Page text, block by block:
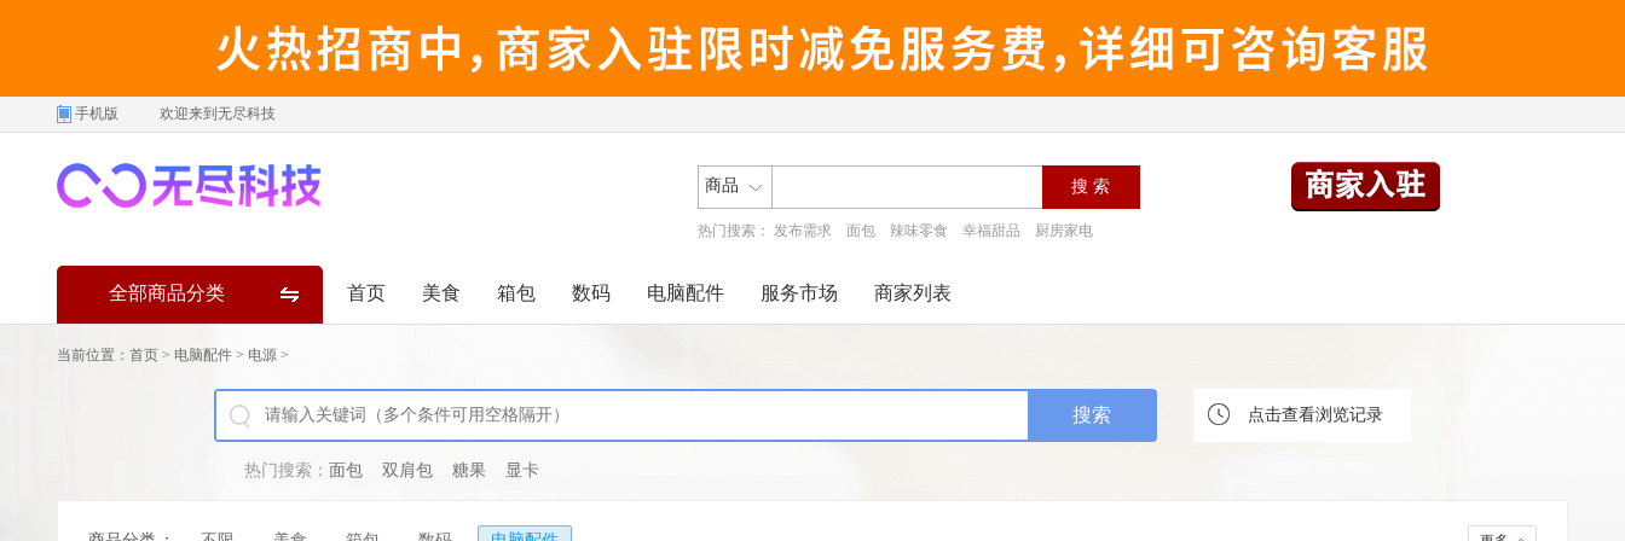
手机版 欢迎来到无尽科技
商品
热门搜索： 发布需求 面包 辣味零食 幸福甜品 厨房家电
全部商品分类 首页 美食 箱包 数码 电脑配件 服务市场 商家列表
当前位置： 首页 > 电脑配件 > 电源 >
点击查看浏览记录
热门搜索： 面包 双肩包 糖果 显卡